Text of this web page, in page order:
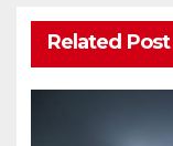
Related Post